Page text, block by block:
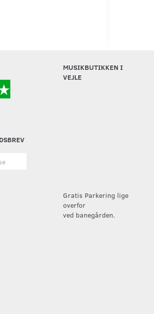
MUSIKBUTIKKEN I
VEJLE
Gratis Parkering lige
overfor
ved banegården.